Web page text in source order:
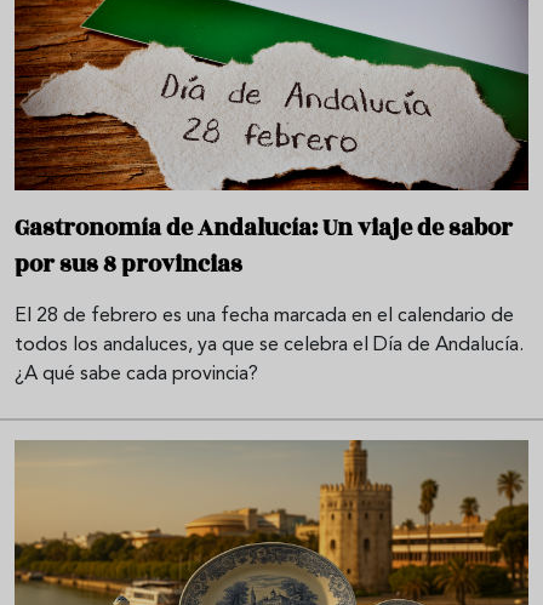
Gastronomía de Andalucía: Un viaje de sabor
por sus 8 provincias
El 28 de febrero es una fecha marcada en el calendario de
todos los andaluces, ya que se celebra el Día de Andalucía.
¿A qué sabe cada provincia?